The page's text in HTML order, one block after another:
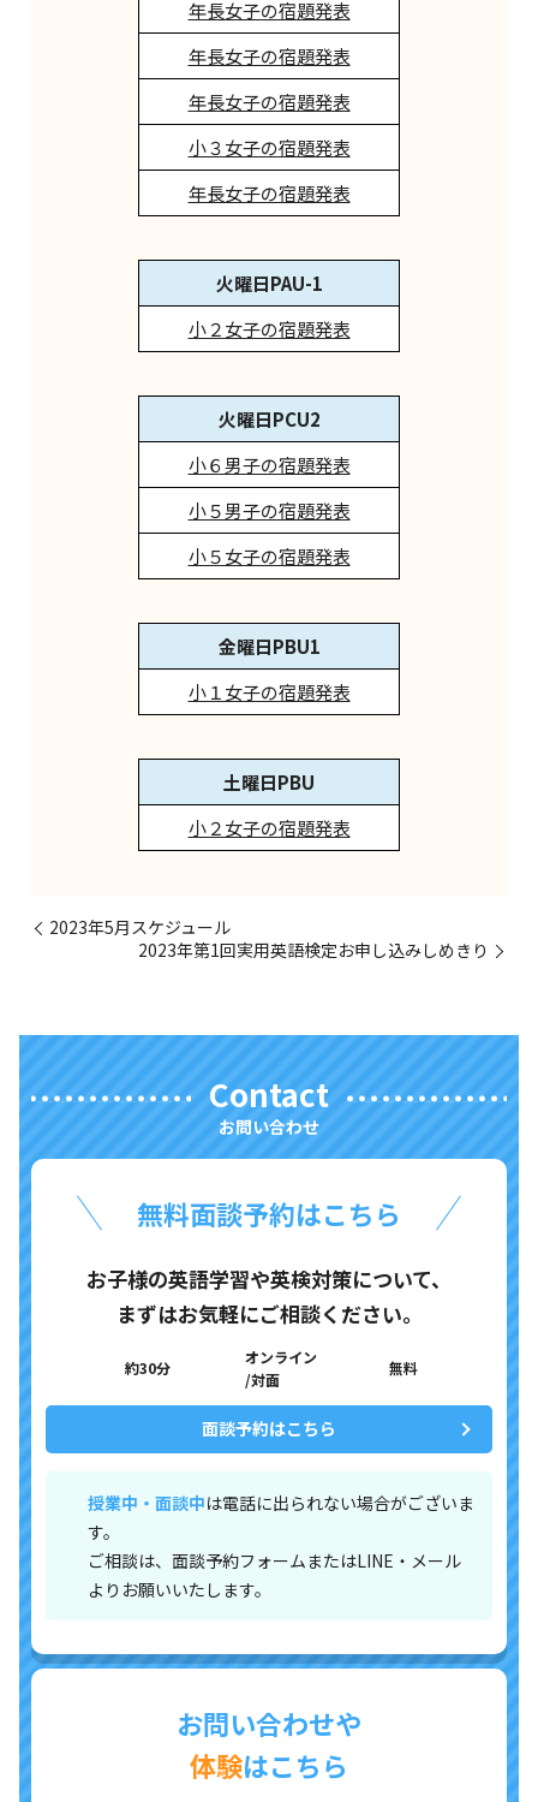
年長女子の宿題発表
年長女子の宿題発表
年長女子の宿題発表
小３女子の宿題発表
年長女子の宿題発表
火曜日PAU-1
小２女子の宿題発表
火曜日PCU2
小６男子の宿題発表
小５男子の宿題発表
小５女子の宿題発表
金曜日PBU1
小１女子の宿題発表
土曜日PBU
小２女子の宿題発表
2023年5月スケジュール
2023年第1回実用英語検定お申し込みしめきり
Contact
お問い合わせ
無料面談予約はこちら
お子様の英語学習や英検対策について、
まずはお気軽にご相談ください。
約30分
オンライン
/対面
無料
面談予約はこちら
授業中・面談中は電話に出られない場合がございま
す。
ご相談は、面談予約フォームまたはLINE・メール
よりお願いいたします。
お問い合わせや
体験はこちら